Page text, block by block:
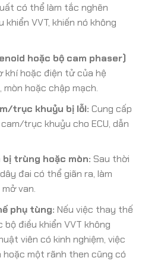
có thể làm tắc nghẽn
VVT, khiến nó không
hoặc bộ cam phaser)
khí hoặc điện tử của hệ
hoặc chập mạch.
trục khuỷu bị lỗi: Cung cấp
trục khuỷu cho ECU, dẫn
trùng hoặc mòn: Sau thời
đai có thể giãn ra, làm
van.
phụ tùng: Nếu việc thay thế
điều khiển VVT không
viên có kinh nghiệm, việc
một rãnh then cũng có